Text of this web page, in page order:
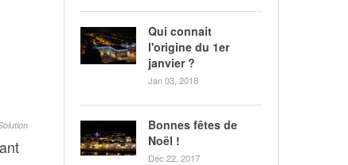
Qui connait
l'origine du 1er
janvier ?
Jan 03, 2018
Bonnes fêtes de
Noël !
Déc 22, 2017